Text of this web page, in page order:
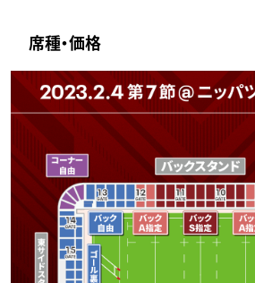
席種・価格